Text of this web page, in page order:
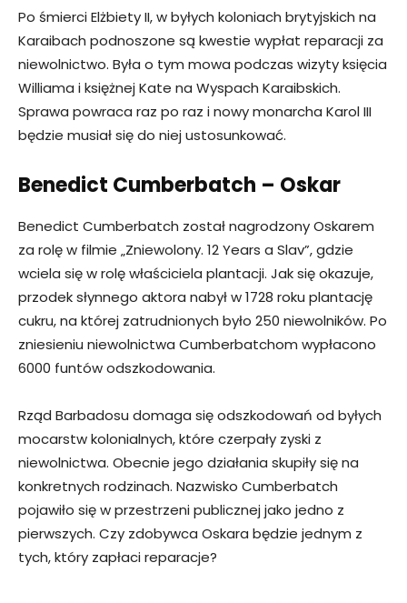
Po śmierci Elżbiety II, w byłych koloniach brytyjskich na
Karaibach podnoszone są kwestie wypłat reparacji za
niewolnictwo. Była o tym mowa podczas wizyty księcia
Williama i księżnej Kate na Wyspach Karaibskich.
Sprawa powraca raz po raz i nowy monarcha Karol III
będzie musiał się do niej ustosunkować.
Benedict Cumberbatch – Oskar
Benedict Cumberbatch został nagrodzony Oskarem
za rolę w filmie „Zniewolony. 12 Years a Slav”, gdzie
wciela się w rolę właściciela plantacji. Jak się okazuje,
przodek słynnego aktora nabył w 1728 roku plantację
cukru, na której zatrudnionych było 250 niewolników. Po
zniesieniu niewolnictwa Cumberbatchom wypłacono
6000 funtów odszkodowania.
Rząd Barbadosu domaga się odszkodowań od byłych
mocarstw kolonialnych, które czerpały zyski z
niewolnictwa. Obecnie jego działania skupiły się na
konkretnych rodzinach. Nazwisko Cumberbatch
pojawiło się w przestrzeni publicznej jako jedno z
pierwszych. Czy zdobywca Oskara będzie jednym z
tych, który zapłaci reparacje?